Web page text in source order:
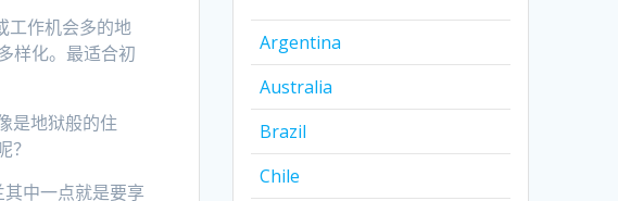
工作机会多的地
样化。最适合初
是地狱般的住
？
中一点就是要享
Argentina
Australia
Brazil
Chile